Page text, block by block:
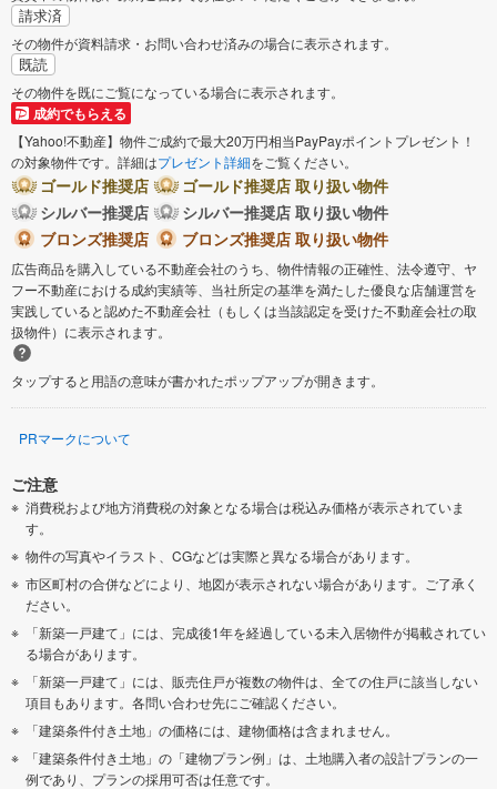
請求済
その物件が資料請求・お問い合わせ済みの場合に表示されます。
既読
その物件を既にご覧になっている場合に表示されます。
成約でもらえる
【Yahoo!不動産】物件ご成約で最大20万円相当PayPayポイントプレゼント！
の対象物件です。詳細はプレゼント詳細をご覧ください。
ゴールド推奨店
ゴールド推奨店 取り扱い物件
シルバー推奨店
シルバー推奨店 取り扱い物件
ブロンズ推奨店
ブロンズ推奨店 取り扱い物件
広告商品を購入している不動産会社のうち、物件情報の正確性、法令遵守、ヤ
フー不動産における成約実績等、当社所定の基準を満たした優良な店舗運営を
実践していると認めた不動産会社（もしくは当該認定を受けた不動産会社の取
扱物件）に表示されます。
タップすると用語の意味が書かれたポップアップが開きます。
PRマークについて
ご注意
消費税および地方消費税の対象となる場合は税込み価格が表示されていま
す。
物件の写真やイラスト、CGなどは実際と異なる場合があります。
市区町村の合併などにより、地図が表示されない場合があります。ご了承く
ださい。
「新築一戸建て」には、完成後1年を経過している未入居物件が掲載されてい
る場合があります。
「新築一戸建て」には、販売住戸が複数の物件は、全ての住戸に該当しない
項目もあります。各問い合わせ先にご確認ください。
「建築条件付き土地」の価格には、建物価格は含まれません。
「建築条件付き土地」の「建物プラン例」は、土地購入者の設計プランの一
例であり、プランの採用可否は任意です。